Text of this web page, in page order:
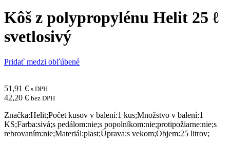
Kôš z polypropylénu Helit 25 ℓ
svetlosivý
Pridať medzi obľúbené
51,91 € s DPH
42,20 € bez DPH
Značka:Helit;Počet kusov v balení:1 kus;Množstvo v balení:1
KS;Farba:sivá;s pedálom:nie;s popolníkom:nie;protipožiarne:nie;s
rebrovaním:nie;Materiál:plast;Úprava:s vekom;Objem:25 litrov;